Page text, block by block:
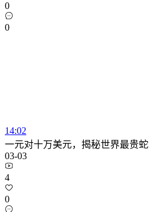
0
0
14:02
一元对十万美元，揭秘世界最贵蛇
03-03
4
0